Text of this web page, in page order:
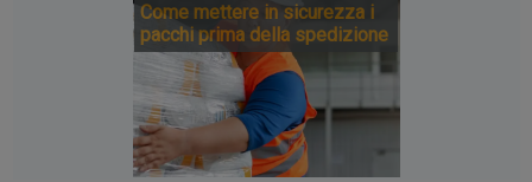
Come mettere in sicurezza i
pacchi prima della spedizione